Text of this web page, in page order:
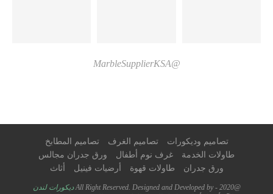
@MarbleSupplierKSA
تصاميم وديكورات تصاميم الغرف
تصاميم المطابخ
طاولات الخدمة
غرف نوم أطفال
ورق جدران مجالس
ورق جدران
طاولات قهوة أرضيات فينيل أثاث
@2020 - All Right Reserved. Designed and Developed by
ديكورات لندن